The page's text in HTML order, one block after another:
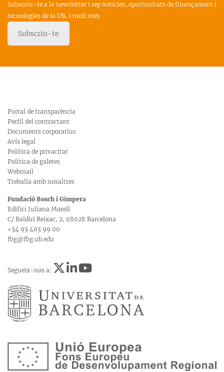
Subscriu-te a la newsletter i rep notícies, oportunitats de finançament i
tecnologies de la UB, i molt més
Subscriu-te
Portal de transparència
Perfil del contractant
Documents corporatius
Avís legal
Política de privacitat
Política de galetes
Webmail
Treballa amb nosaltres
Fundació Bosch i Gimpera
Edifici Juliana Morell
C/ Baldiri Reixac, 2, 08028 Barcelona
+34 93 403 99 00
fbg@fbg.ub.edu
Segueix-nos a: